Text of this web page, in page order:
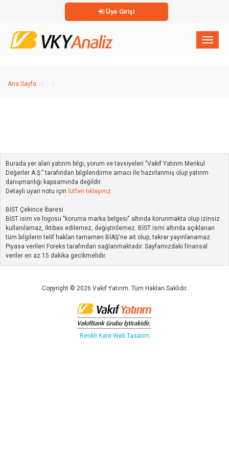
Üye Girişi
×
Ana Sayfa
Burada yer alan yatırım bilgi, yorum ve tavsiyeleri "Vakıf Yatırım Menkul
Değerler A.Ş.” tarafından bilgilendirme amacı ile hazırlanmış olup yatırım
danışmanlığı kapsamında değildir.
Detaylı uyarı notu için lütfen tıklayınız.
BİST Çekince İbaresi
BİST isim ve logosu "koruma marka belgesi" altında korunmakta olup izinsiz
kullanılamaz, iktibas edilemez, değiştirilemez. BİST ismi altında açıklanan
tüm bilgilerin telif hakları tamamen BİAŞ'ne ait olup, tekrar yayınlanamaz.
Piyasa verileri Foreks tarafından sağlanmaktadır. Sayfamızdaki finansal
veriler en az 15 dakika gecikmelidir.
Copyright © 2026 Vakıf Yatırım. Tüm Hakları Saklıdır.
Renkli Kare Web Tasarım